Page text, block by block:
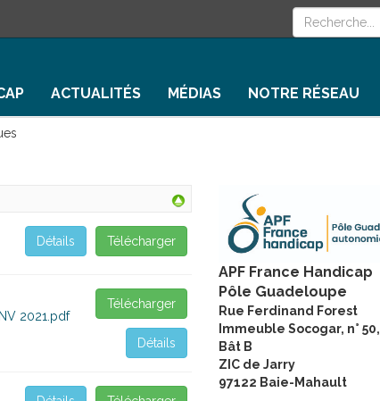
Rechercher
ACTUALITÉS MÉDIAS NOTRE RÉSEAU
Télécharger
Détails
2021.pdf
Télécharger
Détails
APF France Handicap
Pôle Guadeloupe
Rue Ferdinand Forest
Immeuble Socogar, n° 50,
Bât B
ZIC de Jarry
97122 Baie-Mahault